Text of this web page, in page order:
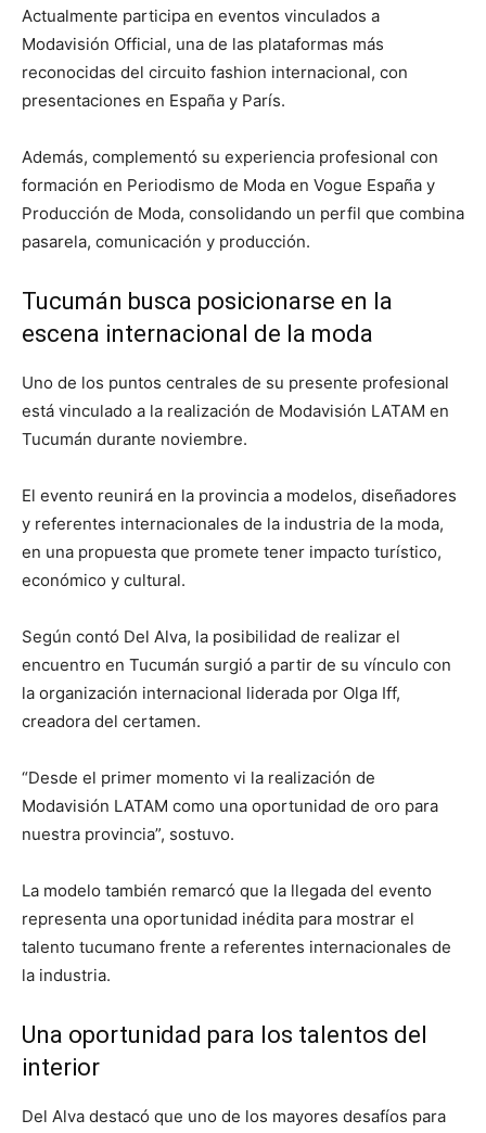
Actualmente participa en eventos vinculados a
Modavisión Official, una de las plataformas más
reconocidas del circuito fashion internacional, con
presentaciones en España y París.
Además, complementó su experiencia profesional con
formación en Periodismo de Moda en Vogue España y
Producción de Moda, consolidando un perfil que combina
pasarela, comunicación y producción.
Tucumán busca posicionarse en la
escena internacional de la moda
Uno de los puntos centrales de su presente profesional
está vinculado a la realización de Modavisión LATAM en
Tucumán durante noviembre.
El evento reunirá en la provincia a modelos, diseñadores
y referentes internacionales de la industria de la moda,
en una propuesta que promete tener impacto turístico,
económico y cultural.
Según contó Del Alva, la posibilidad de realizar el
encuentro en Tucumán surgió a partir de su vínculo con
la organización internacional liderada por Olga Iff,
creadora del certamen.
“Desde el primer momento vi la realización de
Modavisión LATAM como una oportunidad de oro para
nuestra provincia”, sostuvo.
La modelo también remarcó que la llegada del evento
representa una oportunidad inédita para mostrar el
talento tucumano frente a referentes internacionales de
la industria.
Una oportunidad para los talentos del
interior
Del Alva destacó que uno de los mayores desafíos para